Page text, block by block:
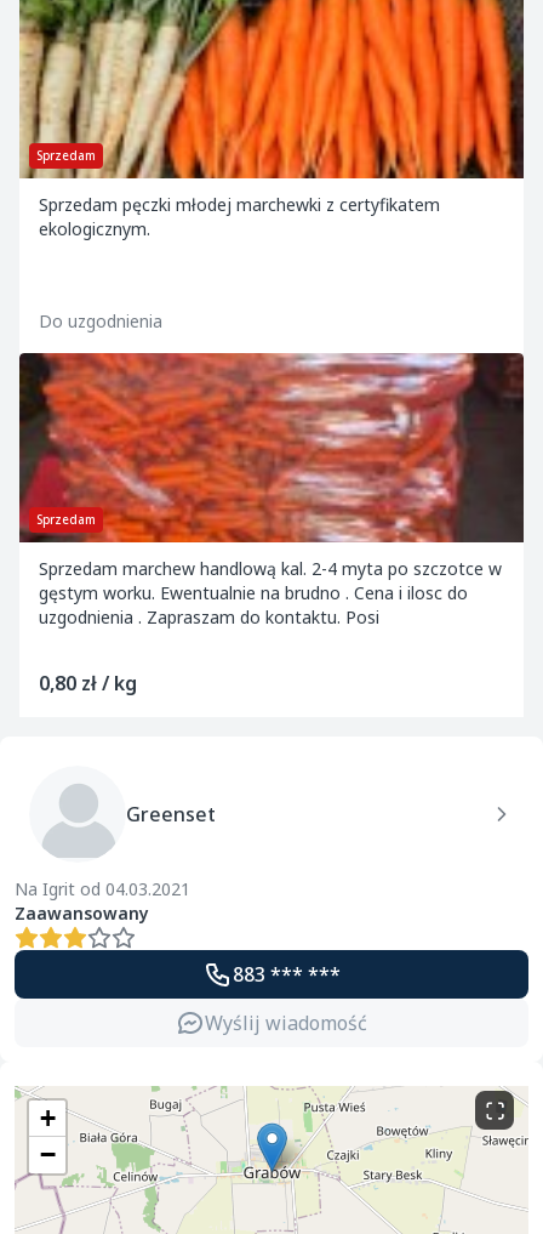
Sprzedam
Sprzedam pęczki młodej marchewki z certyfikatem
ekologicznym.
Do uzgodnienia
Sprzedam
Sprzedam marchew handlową kal. 2-4 myta po szczotce w
gęstym worku. Ewentualnie na brudno . Cena i ilosc do
uzgodnienia . Zapraszam do kontaktu. Posi
0,80 zł / kg
Greenset
Na Igrit od 04.03.2021
Zaawansowany
883 *** ***
Wyślij wiadomość
+
−